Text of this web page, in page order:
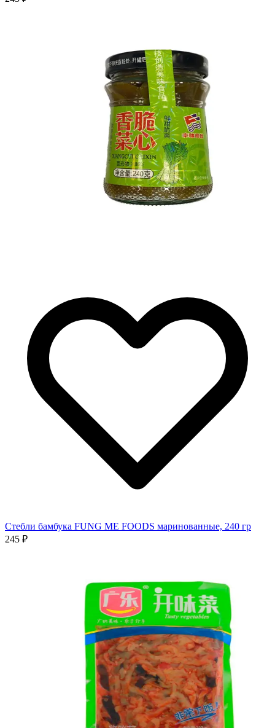
Стебли бамбука FUNG ME FOODS маринованные, 240 гр
245 ₽